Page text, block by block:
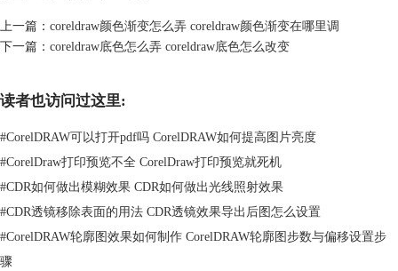
首先打开cdr软件，点击上方菜单栏中的“工具”。
上一篇： coreldraw颜色渐变怎么弄 coreldraw颜色渐变在哪里调
下一篇： coreldraw底色怎么弄 coreldraw底色怎么改变
读者也访问过这里:
#CorelDRAW可以打开pdf吗 CorelDRAW如何提高图片亮度
#CorelDraw打印预览不全 CorelDraw打印预览就死机
#CDR如何做出模糊效果 CDR如何做出光线照射效果
#CDR透镜移除表面的用法 CDR透镜效果导出后图怎么设置
#CorelDRAW轮廓图效果如何制作 CorelDRAW轮廓图步数与偏移设置步
骤